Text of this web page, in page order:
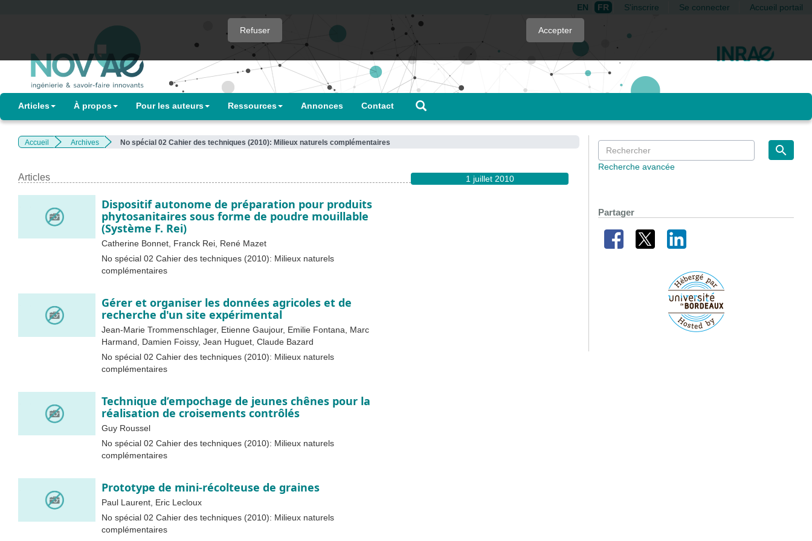
content
Main
Content
Sidebar
EN FR S'inscrire Se connecter Accueil portail
Articles À propos Pour les auteurs Ressources Annonces Contact
Accueil Archives No spécial 02 Cahier des techniques (2010): Milieux naturels complémentaires
1 juillet 2010
Articles
Dispositif autonome de préparation pour produits
phytosanitaires sous forme de poudre mouillable
(Système F. Rei)
Catherine Bonnet, Franck Rei, René Mazet
No spécial 02 Cahier des techniques (2010): Milieux naturels
complémentaires
Gérer et organiser les données agricoles et de
recherche d'un site expérimental
Jean-Marie Trommenschlager, Etienne Gaujour, Emilie Fontana, Marc
Harmand, Damien Foissy, Jean Huguet, Claude Bazard
No spécial 02 Cahier des techniques (2010): Milieux naturels
complémentaires
Technique d’empochage de jeunes chênes pour la
réalisation de croisements contrôlés
Guy Roussel
No spécial 02 Cahier des techniques (2010): Milieux naturels
complémentaires
Prototype de mini-récolteuse de graines
Paul Laurent, Eric Lecloux
No spécial 02 Cahier des techniques (2010): Milieux naturels
complémentaires
Recherche avancée
Partager
Refuser Accepter